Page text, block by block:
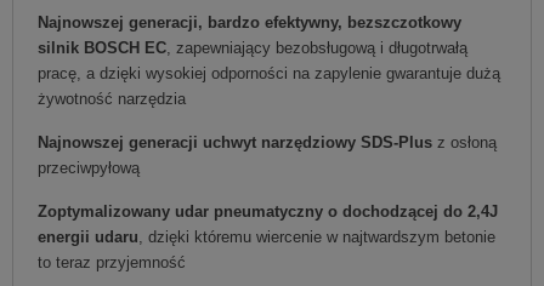
Najnowszej generacji, bardzo efektywny, bezszczotkowy
silnik BOSCH EC , zapewniający bezobsługową i długotrwałą
pracę, a dzięki wysokiej odporności na zapylenie gwarantuje dużą
żywotność narzędzia
Najnowszej generacji uchwyt narzędziowy SDS-Plus z osłoną
przeciwpyłową
Zoptymalizowany udar pneumatyczny o dochodzącej do 2,4J
energii udaru , dzięki któremu wiercenie w najtwardszym betonie
to teraz przyjemność